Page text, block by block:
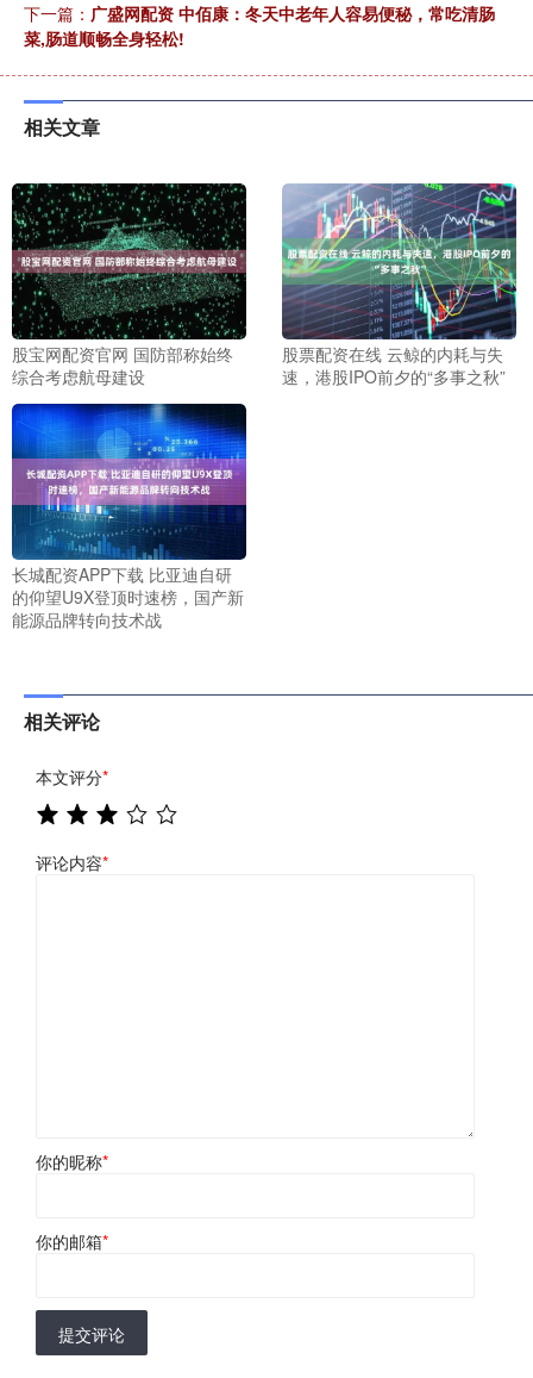
下一篇： 广盛网配资 中佰康：冬天中老年人容易便秘，常吃清肠
菜,肠道顺畅全身轻松!
相关文章
股宝网配资官网 国防部称始终
综合考虑航母建设
股票配资在线 云鲸的内耗与失
速，港股IPO前夕的“多事之秋”
长城配资APP下载 比亚迪自研
的仰望U9X登顶时速榜，国产新
能源品牌转向技术战
相关评论
本文评分*
评论内容*
你的昵称*
你的邮箱*
提交评论